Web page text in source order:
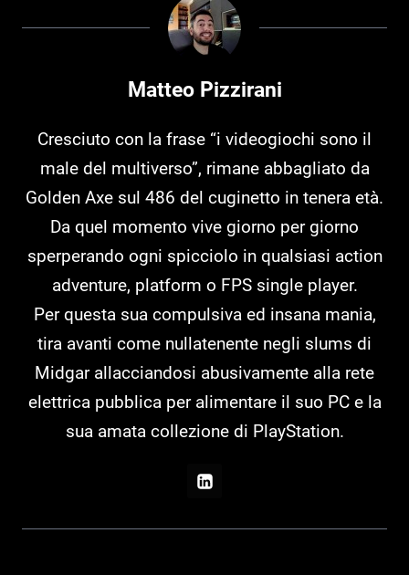
Matteo Pizzirani
Cresciuto con la frase “i videogiochi sono il
male del multiverso”, rimane abbagliato da
Golden Axe sul 486 del cuginetto in tenera età.
Da quel momento vive giorno per giorno
sperperando ogni spicciolo in qualsiasi action
adventure, platform o FPS single player.
Per questa sua compulsiva ed insana mania,
tira avanti come nullatenente negli slums di
Midgar allacciandosi abusivamente alla rete
elettrica pubblica per alimentare il suo PC e la
sua amata collezione di PlayStation.